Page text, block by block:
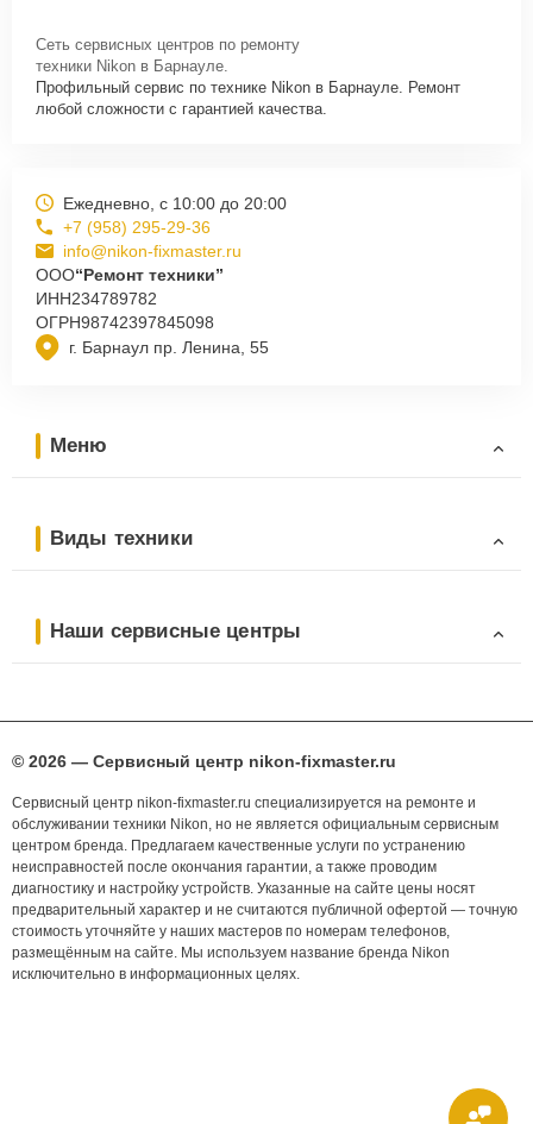
Сеть сервисных центров по ремонту
техники Nikon в Барнауле.
Профильный сервис по технике Nikon в Барнауле. Ремонт
любой сложности с гарантией качества.
г. Барнаул пр. Ленина, 55
Ежедневно, с 10:00 до 20:00
+7 (958) 295-29-36
info@nikon-fixmaster.ru
ООО“Ремонт техники”
ИНН234789782
ОГРН98742397845098
Меню
Виды техники
Наши сервисные центры
© 2026 — Сервисный центр nikon-fixmaster.ru
Сервисный центр nikon-fixmaster.ru специализируется на ремонте и
обслуживании техники Nikon, но не является официальным сервисным
центром бренда. Предлагаем качественные услуги по устранению
неисправностей после окончания гарантии, а также проводим
диагностику и настройку устройств. Указанные на сайте цены носят
предварительный характер и не считаются публичной офертой — точную
стоимость уточняйте у наших мастеров по номерам телефонов,
размещённым на сайте. Мы используем название бренда Nikon
исключительно в информационных целях.